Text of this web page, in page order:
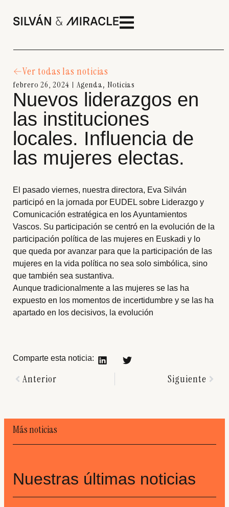
Ver todas las noticias
febrero 26, 2024 Agenda, Noticias
Nuevos liderazgos en
las instituciones
locales. Influencia de
las mujeres electas.
El pasado viernes, nuestra directora, Eva Silván
participó en la jornada por EUDEL sobre Liderazgo y
Comunicación estratégica en los Ayuntamientos
Vascos. Su participación se centró en la evolución de la
participación política de las mujeres en Euskadi y lo
que queda por avanzar para que la participación de las
mujeres en la vida política no sea solo simbólica, sino
que también sea sustantiva.
Aunque tradicionalmente a las mujeres se las ha
expuesto en los momentos de incertidumbre y se las ha
apartado en los decisivos, la evolución
Comparte esta noticia:
Anterior Siguiente
Más noticias
Nuestras últimas noticias